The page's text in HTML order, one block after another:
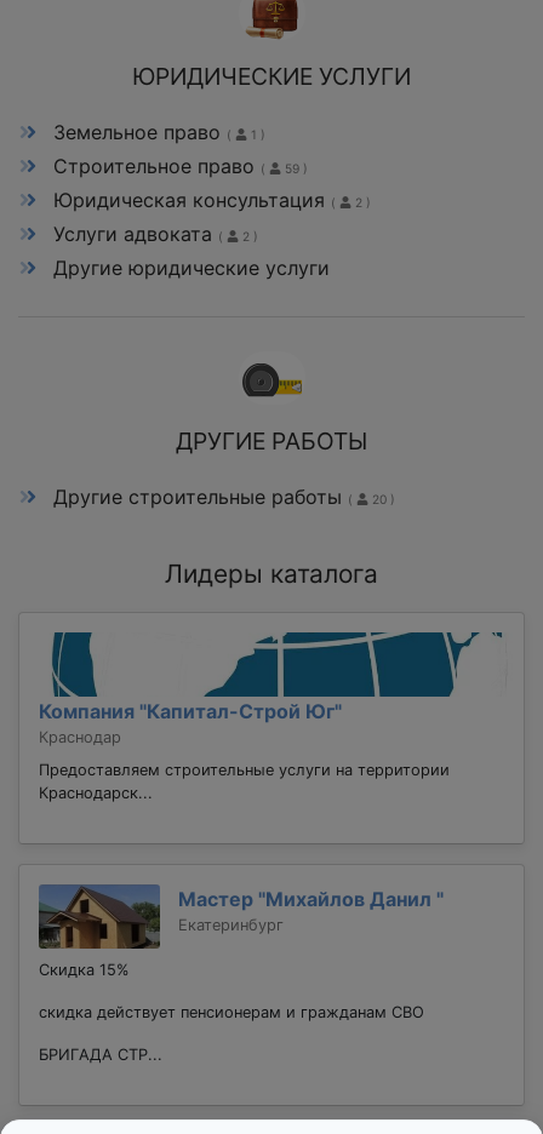
ЮРИДИЧЕСКИЕ УСЛУГИ
Земельное право ( 1 )
Строительное право ( 59 )
Юридическая консультация ( 2 )
Услуги адвоката ( 2 )
Другие юридические услуги
ДРУГИЕ РАБОТЫ
Другие строительные работы ( 20 )
Лидеры каталога
Компания "Капитал-Строй Юг"
Краснодар
Предоставляем строительные услуги на территории
Краснодарск...
Мастер "Михайлов Данил "
Екатеринбург
Скидка 15%
скидка действует пенсионерам и гражданам СВО
БPИГAДA СТР...